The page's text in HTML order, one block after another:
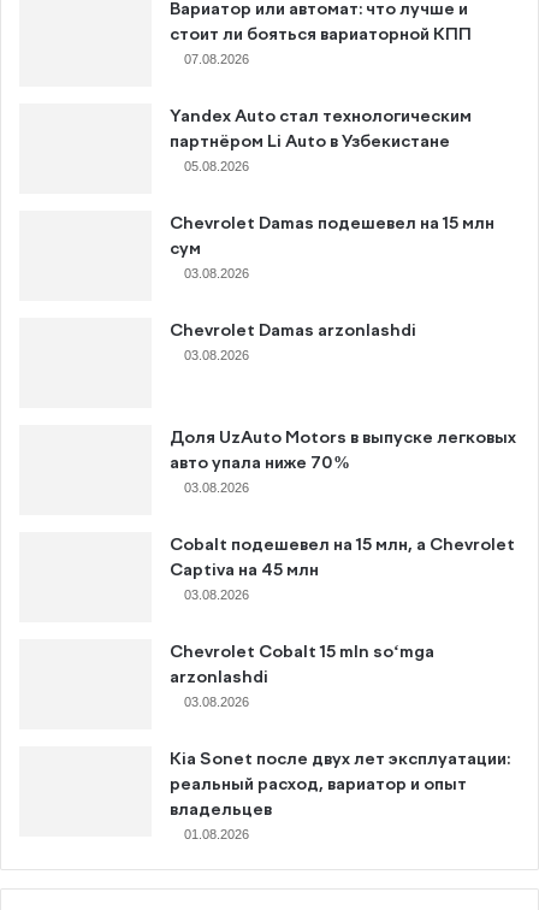
Вариатор или автомат: что лучше и
стоит ли бояться вариаторной КПП
07.08.2026
Yandex Auto стал технологическим
партнёром Li Auto в Узбекистане
05.08.2026
Chevrolet Damas подешевел на 15 млн
сум
03.08.2026
Chevrolet Damas arzonlashdi
03.08.2026
Доля UzAuto Motors в выпуске легковых
авто упала ниже 70%
03.08.2026
Cobalt подешевел на 15 млн, а Chevrolet
Captiva на 45 млн
03.08.2026
Chevrolet Cobalt 15 mln so‘mga
arzonlashdi
03.08.2026
Kia Sonet после двух лет эксплуатации:
реальный расход, вариатор и опыт
владельцев
01.08.2026